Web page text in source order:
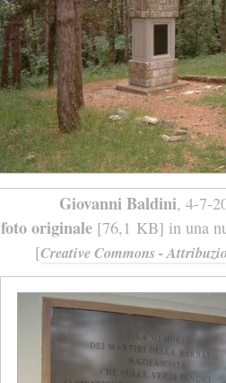
Giovanni Baldini, 4-7-
foto originale[76,1 KB] in una
[Creative Commons -